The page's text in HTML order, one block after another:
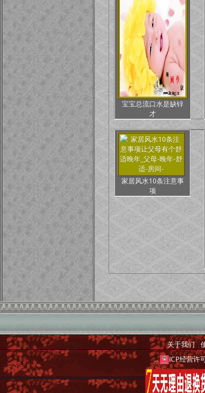
宝宝总流口水是缺锌
才
家居风水10条注意事
项
关于我们|
...
ICP经营许